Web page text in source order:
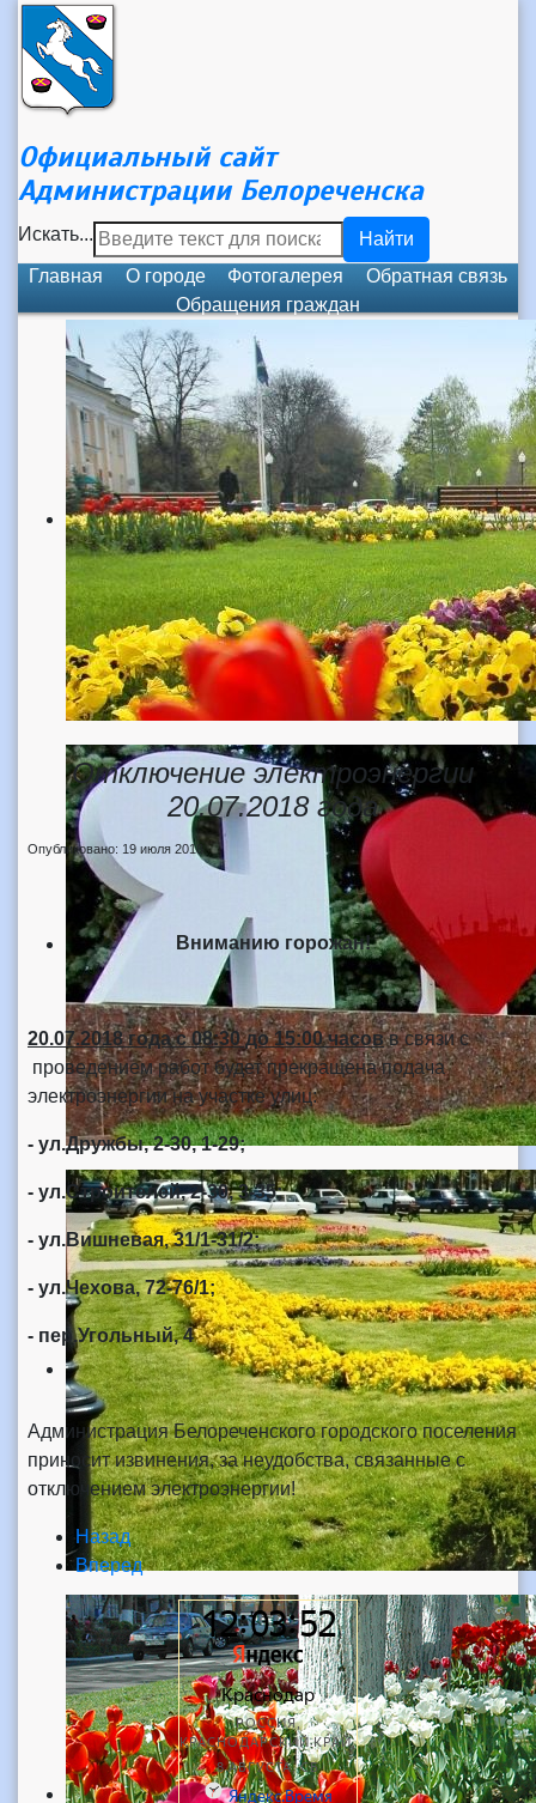
Официальный сайт
Администрации Белореченска
Искать...
Найти
Главная
О городе Фотогалерея
Обратная связь
Обращения граждан
Отключение электроэнергии
20.07.2018 года
Опубликовано: 19 июля 2018
Вниманию горожан!
20.07.2018 годас 08:30 до 15:00 часовв связи с
проведением работ будет прекращена подача
электроэнергии на участке улиц:
- ул.Дружбы, 2-30, 1-29;
- ул.Строителей, 2-30, 3-35;
- ул.Вишневая, 31/1-31/2;
- ул.Чехова, 72-76/1;
- пер.Угольный, 4
Администрация Белореченского городского поселения
приносит извинения, за неудобства, связанные с
отключением электроэнергии!
Назад
Вперед